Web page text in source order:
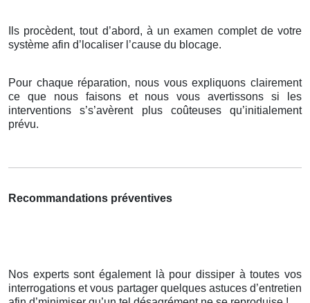
Ils procèdent, tout d’abord, à un examen complet de votre
système afin d’localiser l’cause du blocage.
Pour chaque réparation, nous vous expliquons clairement
ce que nous faisons et nous vous avertissons si les
interventions s’s’avèrent plus coûteuses qu’initialement
prévu.
Recommandations préventives
Nos experts sont également là pour dissiper à toutes vos
interrogations et vous partager quelques astuces d’entretien